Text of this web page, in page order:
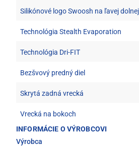
Silikónové logo Swoosh na ľavej
Technológia Stealth Evaporation
Technológia Dri-FIT
Bezšvový predný diel
Skrytá zadná vrecká
Vrecká na bokoch
INFORMÁCIE O VÝROBCOVI
Výrobca